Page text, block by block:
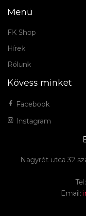
Menü
FK Shop
Hírek
Rólunk
Kövess minket
Facebook
Instagram
Nagyrét utca 32
Email: